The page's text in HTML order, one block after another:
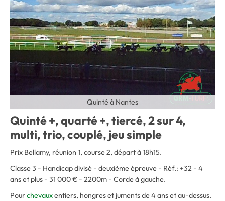
Quinté à Nantes
Quinté +, quarté +, tiercé, 2 sur 4,
multi, trio, couplé, jeu simple
Prix Bellamy, réunion 1, course 2, départ à 18h15.
Classe 3 - Handicap divisé - deuxième épreuve - Réf.: +32 - 4
ans et plus - 31 000 € - 2200m - Corde à gauche.
Pourchevauxentiers, hongres et juments de 4 ans et au-dessus.